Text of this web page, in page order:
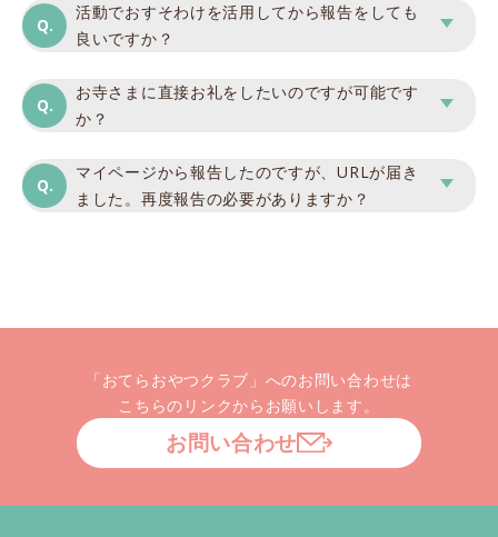
活動でおすそわけを活用してから報告をしても
良いですか？
お寺さまに直接お礼をしたいのですが可能です
か？
マイページから報告したのですが、URLが届き
ました。再度報告の必要がありますか？
「おてらおやつクラブ」へのお問い合わせは
こちらのリンクからお願いします。
お問い合わせ